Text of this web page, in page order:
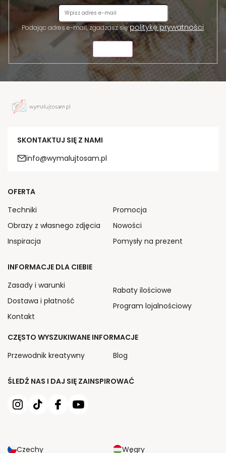
Podając adres e-mail, zgadzasz siępolitykę prywatności.
SKONTAKTUJ SIĘ Z NAMI
info@wymalujtosam.pl
ŚLEDŹ NAS I DAJ SIĘ ZAINSPIROWAĆ
Czechy Węgry
OFERTA
Techniki
Obrazy z własnego zdjęcia
Inspiracja
Promocja
Nowości
Pomysły na prezent
INFORMACJE DLA CIEBIE
Zasady i warunki
Dostawa i płatność
Kontakt
Rabaty ilościowe
Program lojalnościowy
CZĘSTO WYSZUKIWANE INFORMACJE
Przewodnik kreatywny
Blog